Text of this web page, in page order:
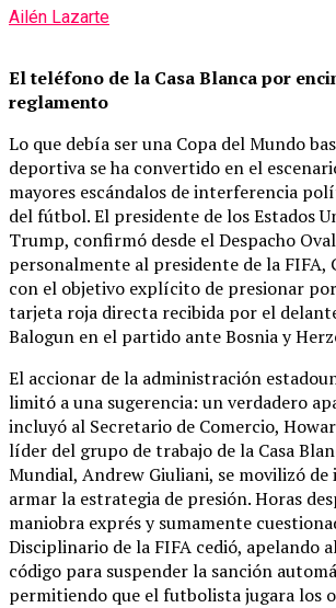
Ailén Lazarte
El teléfono de la Casa Blanca por
reglamento
Lo que debía ser una Copa del Mundo
deportiva se ha convertido en el
mayores escándalos de interferencia
del fútbol. El presidente de los Estados
Trump, confirmó desde el Despacho
personalmente al presidente de la
con el objetivo explícito de presionar
tarjeta roja directa recibida por el
Balogun en el partido ante Bosnia y
El accionar de la administración
limitó a una sugerencia: un verdadero
incluyó al Secretario de Comercio,
líder del grupo de trabajo de la Casa
Mundial, Andrew Giuliani, se movilizó
armar la estrategia de presión. Horas
maniobra exprés y sumamente
Disciplinario de la FIFA cedió, apelando
código para suspender la sanción
permitiendo que el futbolista jugara los